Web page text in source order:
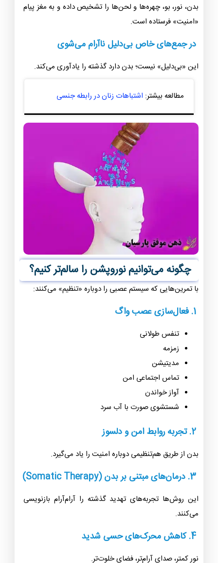
بدن، نور، بو، چهره‌ها و لحن‌ها را تشخیص داده و به مغز پیام
«امنیت» فرستاده است.
در جمع‌های خاص بی‌دلیل ناآرام می‌شوی
این «بی‌دلیل» نیست؛ بدن دارد گذشته را یادآوری می‌کند.
مطالعه بیشتر: اشتباهات زنان در رابطه جنسی
چگونه می‌توانیم نوروپشن را سالم‌تر کنیم؟
با تمرین‌هایی که سیستم عصبی را دوباره «تنظیم» می‌کنند:
تنفس طولانی
زمزمه
مدیتیشن
تماس اجتماعی امن
آواز خواندن
شستشوی صورت با آب سرد
بدن از طریق هم‌تنظیمی دوباره امنیت را یاد می‌گیرد.
این روش‌ها تجربه‌های تهدید گذشته را آرام‌آرام بازنویسی
می‌کنند.
نور کمتر، صدای آرام‌تر، فضای خلوت‌تر.